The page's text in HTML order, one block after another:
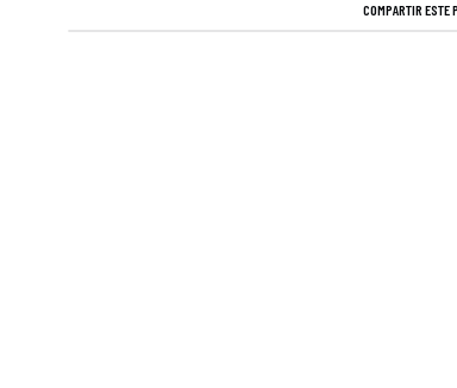
COMPARTIR ESTE